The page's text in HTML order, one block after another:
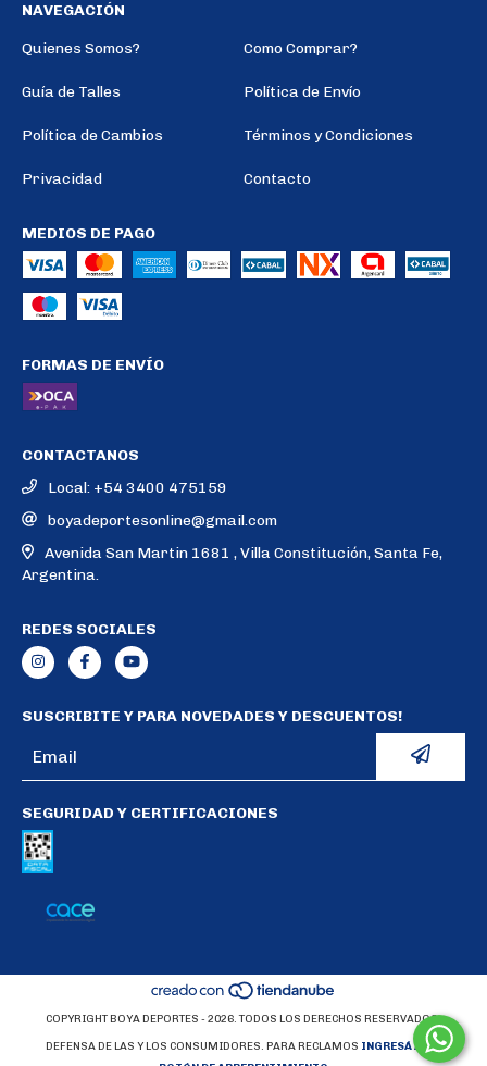
NAVEGACIÓN
Quienes Somos? Como Comprar?
Guía de Talles Política de Envío
Política de Cambios Términos y Condiciones
Privacidad Contacto
MEDIOS DE PAGO
FORMAS DE ENVÍO
CONTACTANOS
Local: +54 3400 475159
boyadeportesonline@gmail.com
Avenida San Martin 1681 , Villa Constitución, Santa Fe,
Argentina.
REDES SOCIALES
SUSCRIBITE Y PARA NOVEDADES Y DESCUENTOS!
SEGURIDAD Y CERTIFICACIONES
COPYRIGHT BOYA DEPORTES - 2026. TODOS LOS DERECHOS RESERVADOS.
DEFENSA DE LAS Y LOS CONSUMIDORES. PARA RECLAMOS INGRESÁ ACÁ.